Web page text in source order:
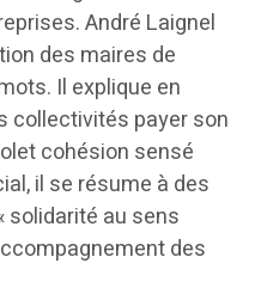
André Laignel
des maires de
Il explique en
collectivités payer son
cohésion sensé
il se résume à des
solidarité au sens
des